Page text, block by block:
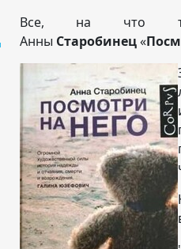
Все, на что ты
Анны Старобинец«